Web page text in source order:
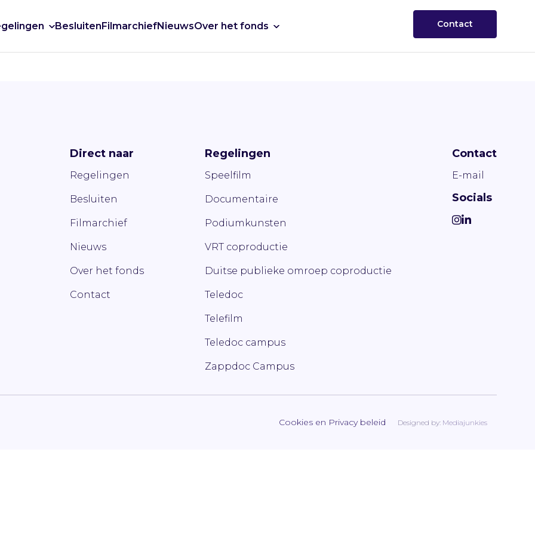
BesluitenFilmarchiefNieuwsOver het fonds Contact
Direct naar
Regelingen
Besluiten
Filmarchief
Nieuws
Over het fonds
Contact
Regelingen
Speelfilm
Documentaire
Podiumkunsten
VRT coproductie
Duitse publieke omroep coproductie
Teledoc
Telefilm
Teledoc campus
Zappdoc Campus
Contact
E-mail
Socials
Cookies en Privacy beleid Designed by: Mediajunkies